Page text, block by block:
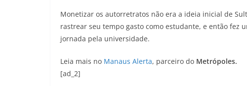
Monetizar os autorretratos não era a ideia inicial de
rastrear seu tempo gasto como estudante, e então fez
jornada pela universidade.
Leia mais no Manaus Alerta, parceiro do Metrópoles.
[ad_2]